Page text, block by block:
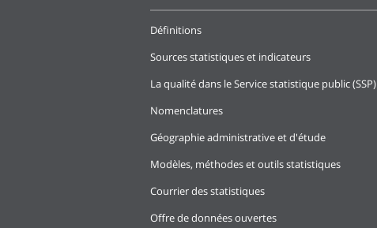
2024
Juin
2024
2024
Mars
2024
2023
Définitions
Sources statistiques et indicateurs
La qualité dans le Service statistique public (SSP)
Nomenclatures
Géographie administrative et d'étude
Modèles, méthodes et outils statistiques
Courrier des statistiques
Offre de données ouvertes